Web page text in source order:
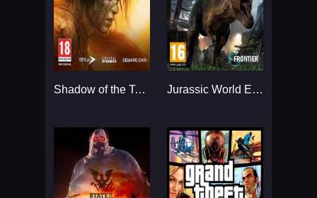
Shadow of the Tomb Raider... Jurassic World Evolution - Premium Edition...